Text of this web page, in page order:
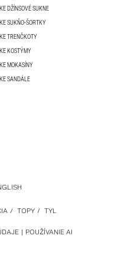
DŽÍNSOVÉ SUKNE
SUKŇO-ŠORTKY
TRENČKOTY
KOSTÝMY
MOKASÍNY
SANDÁLE
POUŽÍVANIE AI
/ TOPY / TYL